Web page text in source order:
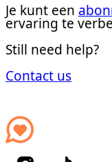
Je kunt een
ervaring te
Still need help?
Contact us